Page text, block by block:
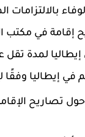
بالالتزامات
في مكتب
في إيطاليا
تصاريح